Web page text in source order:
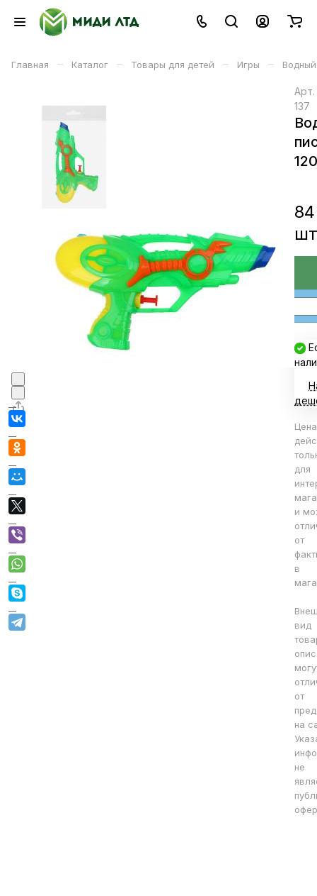
Главная – Каталог – Товары для детей – Игры –
Арт.
137
шт
В корзину
В корзине
Цена
для
и
от
в
вид
от
на
не